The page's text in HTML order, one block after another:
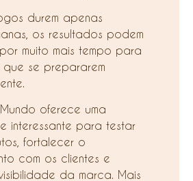
durem apenas
os resultados podem
muito mais tempo para
se prepararem
oferece uma
interessante para testar
fortalecer o
com os clientes e
da marca. Mais